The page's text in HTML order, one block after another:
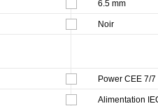
6.5 mm
Noir
Power CEE 7/7
Alimentation